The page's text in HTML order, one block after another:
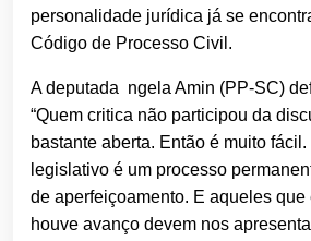
personalidade jurídica já se
Código de Processo Civil.
A deputada ngela Amin (PP-SC)
“Quem critica não participou da
bastante aberta. Então é muito
legislativo é um processo
de aperfeiçoamento. E aqueles
houve avanço devem nos